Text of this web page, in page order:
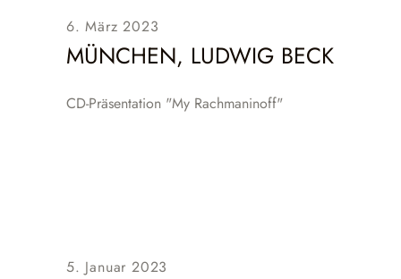
6. März 2023
MÜNCHEN, LUDWIG BECK
CD-Präsentation "My Rachmaninoff"
5. Januar 2023